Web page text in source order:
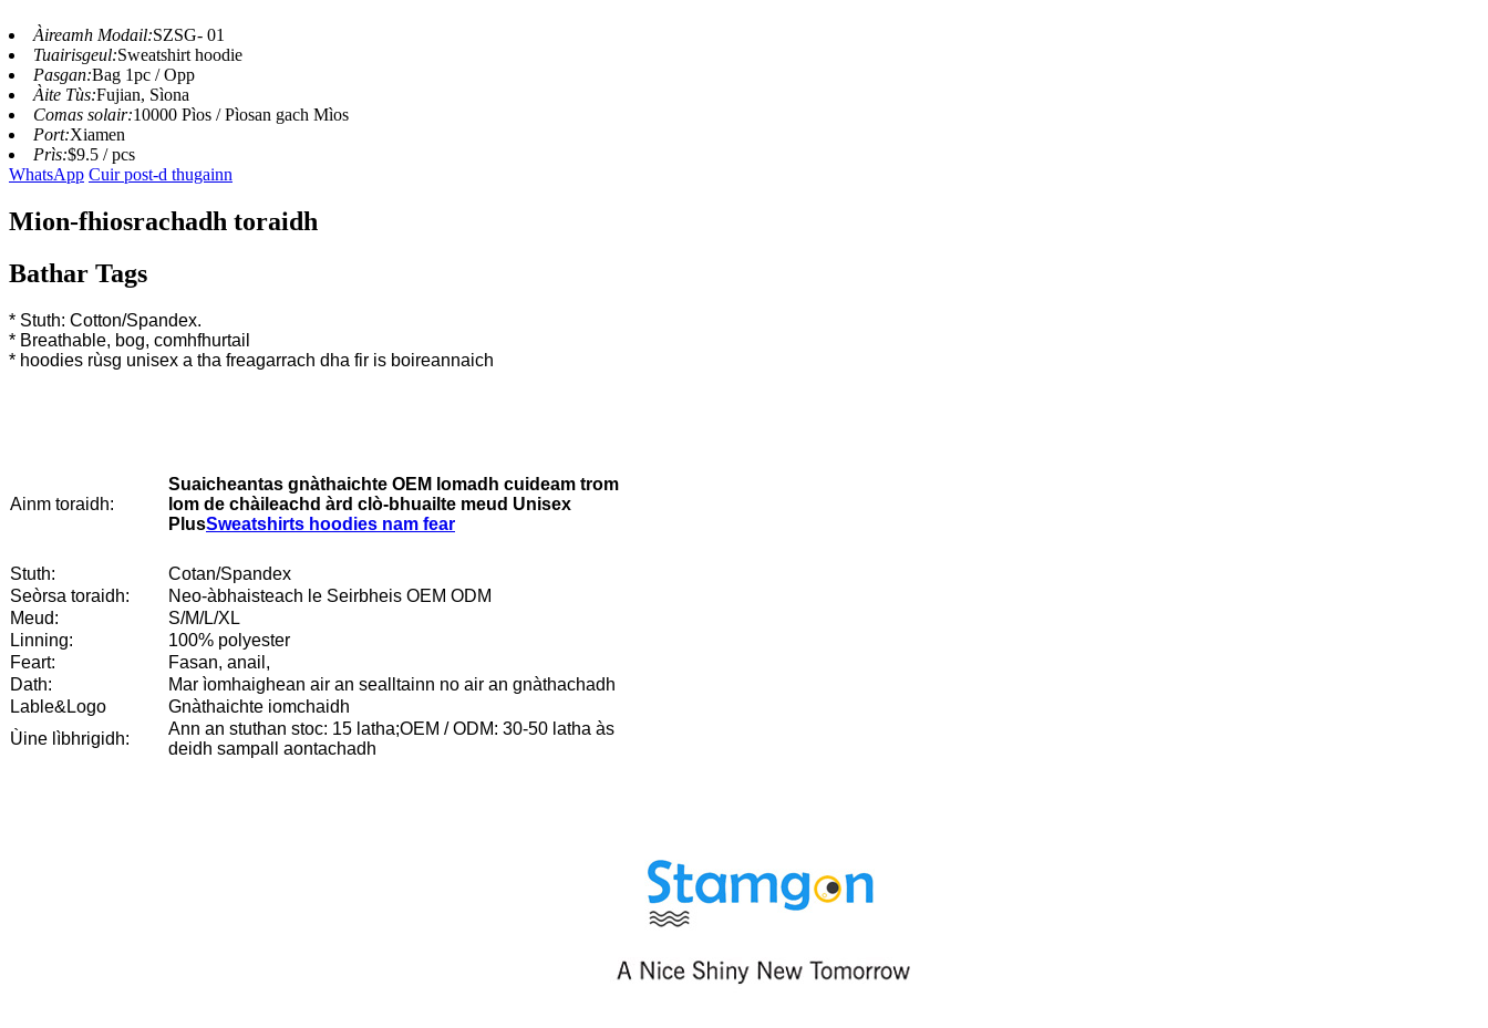
Àireamh Modail:SZSG- 01
Tuairisgeul:Sweatshirt hoodie
Pasgan:Bag 1pc / Opp
Àite Tùs:Fujian, Sìona
Comas solair:10000 Pìos / Pìosan gach Mìos
Port:Xiamen
Prìs:$9.5 / pcs
WhatsApp Cuir post-d thugainn
Mion-fhiosrachadh toraidh
Bathar Tags
* Stuth: Cotton/Spandex.
* Breathable, bog, comhfhurtail
* hoodies rùsg unisex a tha freagarrach dha fir is boireannaich
Ainm toraidh:
Suaicheantas gnàthaichte OEM lomadh cuideam trom
lom de chàileachd àrd clò-bhuailte meud Unisex
PlusSweatshirts hoodies nam fear
Stuth:
Cotan/Spandex
Seòrsa toraidh:
Neo-àbhaisteach le Seirbheis OEM ODM
Meud:
S/M/L/XL
Linning:
100% polyester
Feart:
Fasan, anail,
Dath:
Mar ìomhaighean air an sealltainn no air an gnàthachadh
Lable&Logo
Gnàthaichte iomchaidh
Ùine lìbhrigidh:
Ann an stuthan stoc: 15 latha;OEM / ODM: 30-50 latha às
deidh sampall aontachadh